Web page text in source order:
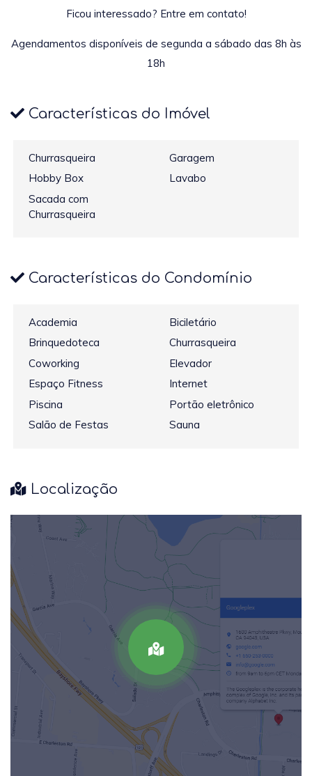
Ficou interessado? Entre em contato!
Agendamentos disponíveis de segunda a sábado das 8h às
18h
Características do Imóvel
Churrasqueira
Garagem
Hobby Box
Lavabo
Sacada com
Churrasqueira
Características do Condomínio
Academia
Biciletário
Brinquedoteca
Churrasqueira
Coworking
Elevador
Espaço Fitness
Internet
Piscina
Portão eletrônico
Salão de Festas
Sauna
Localização